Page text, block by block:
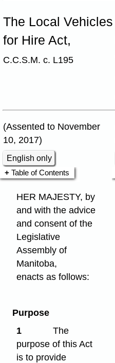
The Local Vehicles
for Hire Act,
C.C.S.M. c. L195
(Assented to November
10, 2017)
English only
Table of Contents
HER MAJESTY, by
and with the advice
and consent of the
Legislative
Assembly of
Manitoba,
enacts as follows:
Purpose
1
The
purpose of this Act
is to provide